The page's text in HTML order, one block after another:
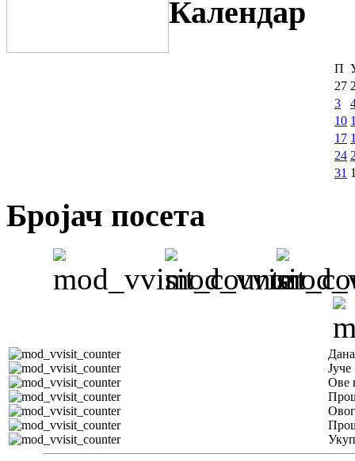
Календар
П
27
3
10
17
24
31
Бројач посета
Јуче
Ове